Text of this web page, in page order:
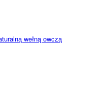
wełną owczą